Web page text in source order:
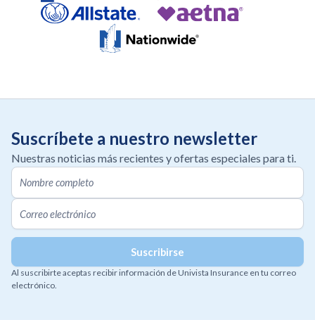
Suscríbete a nuestro newsletter
Nuestras noticias más recientes y ofertas especiales para ti.
Al suscribirte aceptas recibir información de Univista Insurance en tu correo
electrónico.